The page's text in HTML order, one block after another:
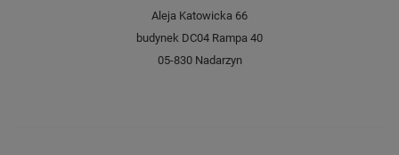
Aleja Katowicka 66
budynek DC04 Rampa 40
05-830 Nadarzyn